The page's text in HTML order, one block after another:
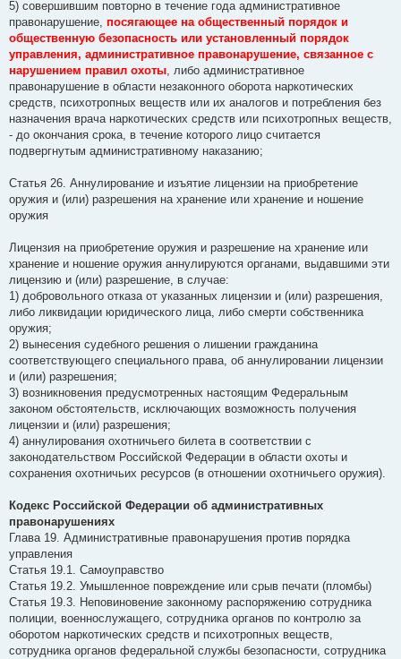
5) совершившим повторно в течение года административное
правонарушение, посягающее на общественный порядок и
общественную безопасность или установленный порядок
управления, административное правонарушение, связанное с
нарушением правил охоты, либо административное
правонарушение в области незаконного оборота наркотических
средств, психотропных веществ или их аналогов и потребления без
назначения врача наркотических средств или психотропных веществ,
- до окончания срока, в течение которого лицо считается
подвергнутым административному наказанию;
Статья 26. Аннулирование и изъятие лицензии на приобретение
оружия и (или) разрешения на хранение или хранение и ношение
оружия
Лицензия на приобретение оружия и разрешение на хранение или
хранение и ношение оружия аннулируются органами, выдавшими эти
лицензию и (или) разрешение, в случае:
1) добровольного отказа от указанных лицензии и (или) разрешения,
либо ликвидации юридического лица, либо смерти собственника
оружия;
2) вынесения судебного решения о лишении гражданина
соответствующего специального права, об аннулировании лицензии
и (или) разрешения;
3) возникновения предусмотренных настоящим Федеральным
законом обстоятельств, исключающих возможность получения
лицензии и (или) разрешения;
4) аннулирования охотничьего билета в соответствии с
законодательством Российской Федерации в области охоты и
сохранения охотничьих ресурсов (в отношении охотничьего оружия).
Кодекс Российской Федерации об административных
правонарушениях
Глава 19. Административные правонарушения против порядка
управления
Статья 19.1. Самоуправство
Статья 19.2. Умышленное повреждение или срыв печати (пломбы)
Статья 19.3. Неповиновение законному распоряжению сотрудника
полиции, военнослужащего, сотрудника органов по контролю за
оборотом наркотических средств и психотропных веществ,
сотрудника органов федеральной службы безопасности, сотрудника